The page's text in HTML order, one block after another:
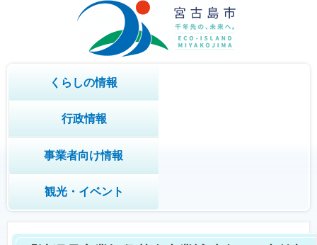
くらしの情報
行政情報
事業者向け情報
観光・イベント